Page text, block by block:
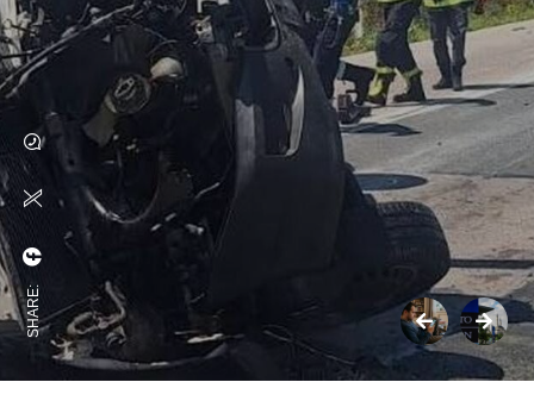
SHARE: